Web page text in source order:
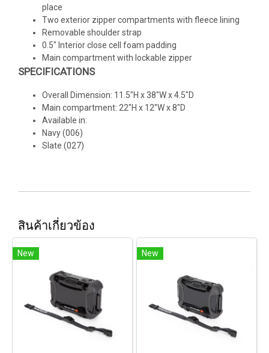
place
Two exterior zipper compartments with fleece lining
Removable shoulder strap
0.5" Interior close cell foam padding
Main compartment with lockable zipper
SPECIFICATIONS
Overall Dimension: 11.5"H x 38"W x 4.5"D
Main compartment: 22"H x 12"W x 8"D
Available in:
Navy (006)
Slate (027)
สินค้าเกี่ยวข้อง
New New